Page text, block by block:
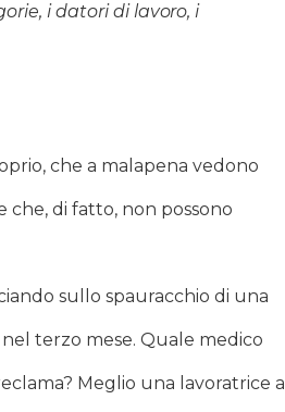
i datori di lavoro, i
che a malapena vedono
che, di fatto, non possono
sullo spauracchio di una
terzo mese. Quale medico
Meglio una lavoratrice a